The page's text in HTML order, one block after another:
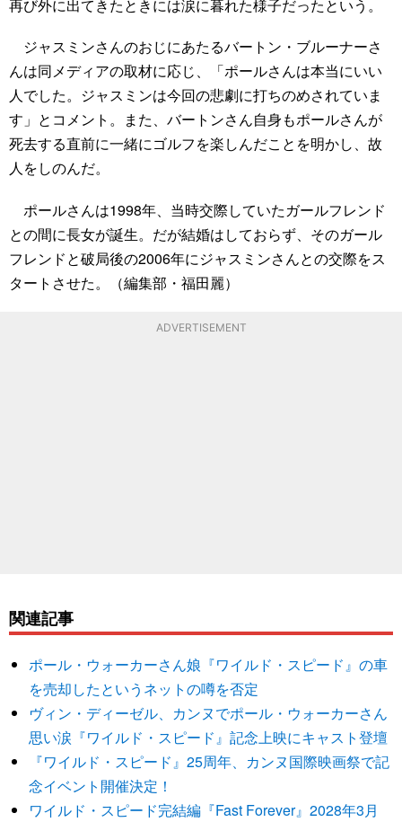
再び外に出てきたときには涙に暮れた様子だったという。
ジャスミンさんのおじにあたるバートン・ブルーナーさ
んは同メディアの取材に応じ、「ポールさんは本当にいい
人でした。ジャスミンは今回の悲劇に打ちのめされていま
す」とコメント。また、バートンさん自身もポールさんが
死去する直前に一緒にゴルフを楽しんだことを明かし、故
人をしのんだ。
ポールさんは1998年、当時交際していたガールフレンド
との間に長女が誕生。だが結婚はしておらず、そのガール
フレンドと破局後の2006年にジャスミンさんとの交際をス
タートさせた。（編集部・福田麗）
ADVERTISEMENT
関連記事
ポール・ウォーカーさん娘『ワイルド・スピード』の車
を売却したというネットの噂を否定
ヴィン・ディーゼル、カンヌでポール・ウォーカーさん
思い涙『ワイルド・スピード』記念上映にキャスト登壇
『ワイルド・スピード』25周年、カンヌ国際映画祭で記
念イベント開催決定！
ワイルド・スピード完結編『Fast Forever』2028年3月